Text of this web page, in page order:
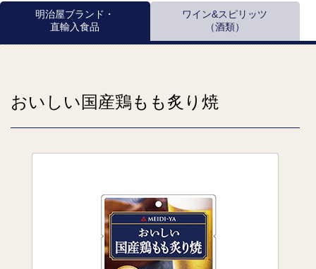
明治屋ブランド・
直輸入食品
ワイン&スピリッツ
（酒類）
おいしい国産鶏もも炙り焼